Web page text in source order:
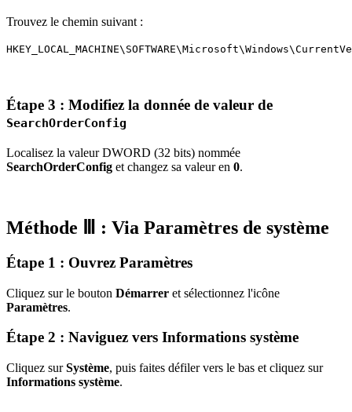
Trouvez le chemin suivant :
Étape 3 : Modifiez la donnée de valeur de
SearchOrderConfig
Localisez la valeur DWORD (32 bits) nommée
SearchOrderConfig et changez sa valeur en 0.
Méthode Ⅲ : Via Paramètres de système
Étape 1 : Ouvrez Paramètres
Cliquez sur le bouton Démarrer et sélectionnez l'icône
Paramètres.
Étape 2 : Naviguez vers Informations système
Cliquez surSystème, puis faites défiler vers le bas et cliquez sur
Informations système.